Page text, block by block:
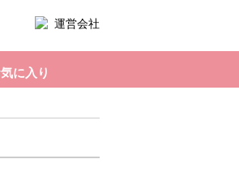
運営会社
に入り